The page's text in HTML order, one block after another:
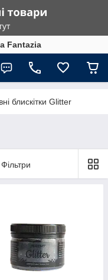
Fantazia
блискітки Glitter
Фільтри